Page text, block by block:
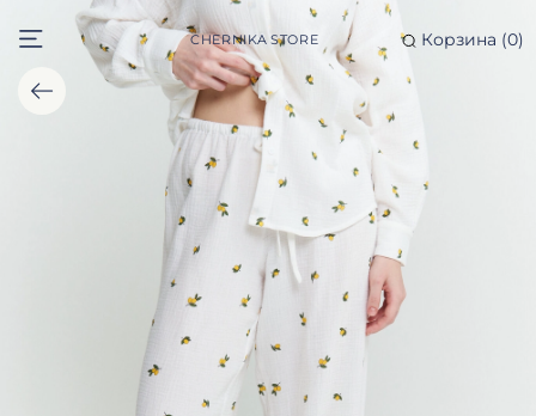
CHERNIKA STORE Корзина (0)